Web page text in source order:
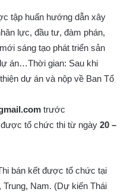
tập huấn hướng dẫn xây
lực, đầu tư, đàm phán,
sáng tạo phát triển sản
án…Thời gian: Sau khi
dự án và nộp về Ban Tổ
trước
tổ chức thi từ ngày 20 –
bán kết được tổ chức tại
Nam. (Dự kiến Thái